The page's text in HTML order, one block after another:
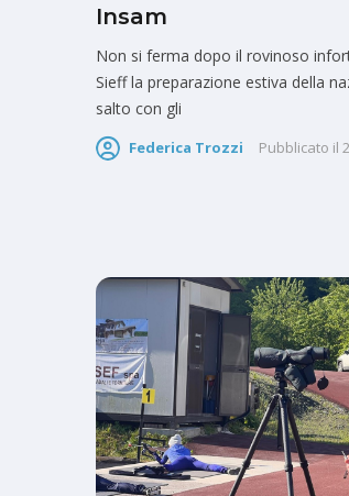
Insam
Non si ferma dopo il rovinoso
Sieff la preparazione estiva della
salto con gli
Federica Trozzi Pubblicato il